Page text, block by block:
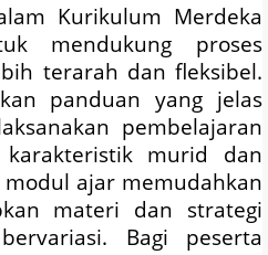
Kurikulum Merdeka
mendukung proses
terarah dan fleksibel.
panduan yang jelas
pembelajaran
murid dan
ajar memudahkan
materi dan strategi
Bagi peserta